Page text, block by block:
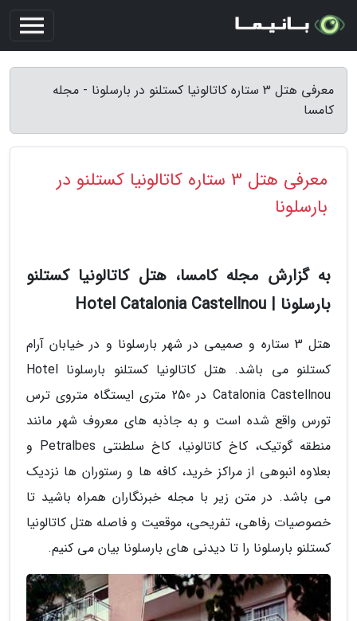
معرفی هتل 3 ستاره کاتالونیا کستلنو در بارسلونا - مجله
کامسا
معرفی هتل 3 ستاره کاتالونیا کستلنو در
بارسلونا
به گزارش مجله کامسا، هتل کاتالونیا کستلنو
بارسلونا | Hotel Catalonia Castellnou
هتل 3 ستاره و صمیمی در شهر بارسلونا و در خیابان آرام
کستلنو می باشد. هتل کاتالونیا کستلنو بارسلونا Hotel
Catalonia Castellnou در 250 متری ایستگاه متروی ترس
تورس واقع شده است و به جاذبه های معروف شهر مانند
منطقه گوتیک، کاخ کاتالونیا، کاخ سلطنتی Petralbes و
بعلاوه انبوهی از مراکز خرید، کافه ها و رستوران ها نزدیک
می باشد. در متن زیر با مجله خبرنگاران همراه باشید تا
خصوصیات رفاهی، تفریحی، موقعیت و فاصله هتل کاتالونیا
کستلنو بارسلونا را تا دیدنی های بارسلونا بیان می کنیم.